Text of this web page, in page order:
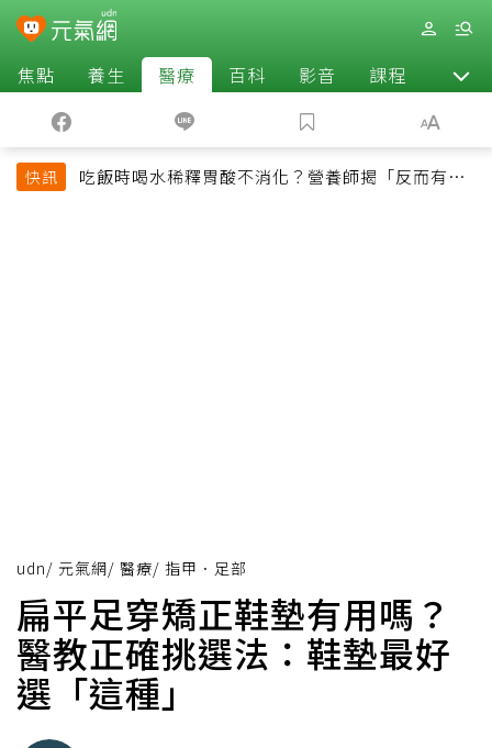
焦點 養生 醫療 百科 影音 課程 退休
快訊
吃飯時喝水稀釋胃酸不消化？營養師揭「反而有好
udn/ 元氣網/ 醫療/ 指甲．足部
扁平足穿矯正鞋墊有用嗎？
醫教正確挑選法：鞋墊最好
選「這種」